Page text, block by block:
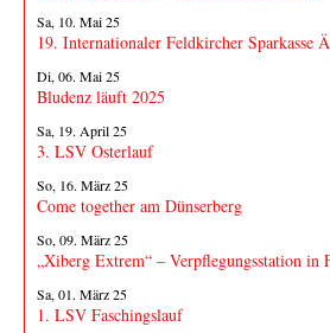
Sa, 10. Mai 25
19. Internationaler Feldkircher Sparkasse
Di, 06. Mai 25
Bludenz läuft 2025
Sa, 19. April 25
3. LSV Osterlauf
So, 16. März 25
Come together am Dünserberg
So, 09. März 25
„Xiberg Extrem“ – Verpflegungsstation in
Sa, 01. März 25
1. LSV Faschingslauf